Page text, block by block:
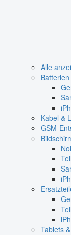
Alle
Batterien
Kabel &
GSM-
Tablets